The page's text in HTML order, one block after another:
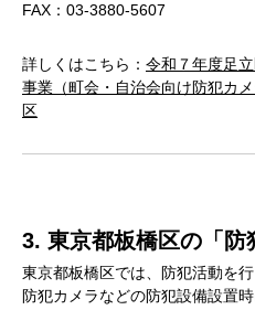
FAX：03-3880-5607
詳しくはこちら： 令和７年度足
事業（町会・自治会向け防犯カ
区
3. 東京都板橋区の「防
東京都板橋区では、防犯活動を
防犯カメラなどの防犯設備設置